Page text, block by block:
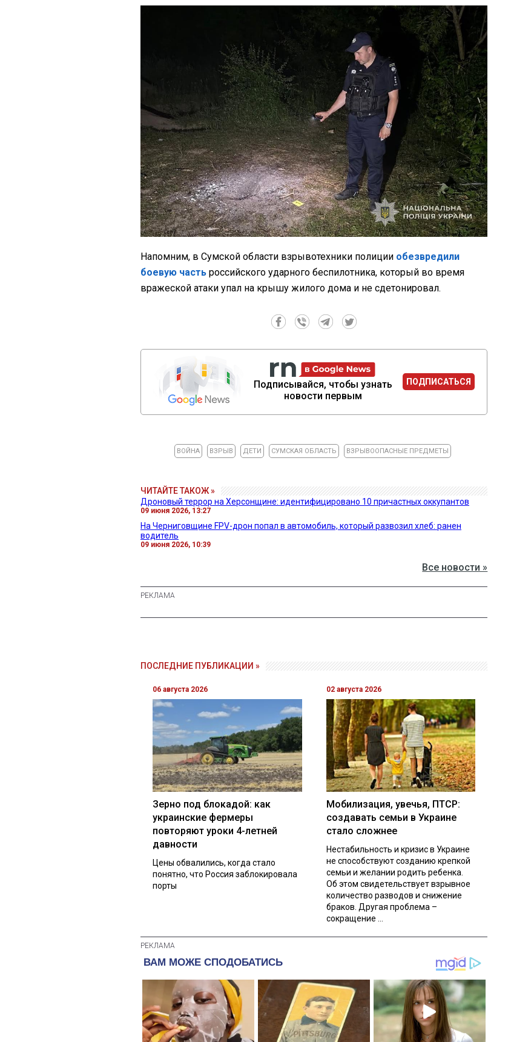
Напомним, в Сумской области взрывотехники полиции обезвредили
боевую часть российского ударного беспилотника, который во время
вражеской атаки упал на крышу жилого дома и не сдетонировал.
Подписывайся, чтобы узнать
новости первым
ПОДПИСАТЬСЯ
ВОЙНА ВЗРЫВ ДЕТИ СУМСКАЯ ОБЛАСТЬ ВЗРЫВООПАСНЫЕ ПРЕДМЕТЫ
ЧИТАЙТЕ ТАКОЖ »
Дроновый террор на Херсонщине: идентифицировано 10 причастных оккупантов
09 июня 2026, 13:27
На Черниговщине FPV-дрон попал в автомобиль, который развозил хлеб: ранен
водитель
09 июня 2026, 10:39
Все новости »
ПОСЛЕДНИЕ ПУБЛИКАЦИИ »
06 августа 2026
Зерно под блокадой: как
украинские фермеры
повторяют уроки 4-летней
давности
Цены обвалились, когда стало
понятно, что Россия заблокировала
порты
02 августа 2026
Мобилизация, увечья, ПТСР:
создавать семьи в Украине
стало сложнее
Нестабильность и кризис в Украине
не способствуют созданию крепкой
семьи и желании родить ребенка.
Об этом свидетельствует взрывное
количество разводов и снижение
браков. Другая проблема –
сокращение ...